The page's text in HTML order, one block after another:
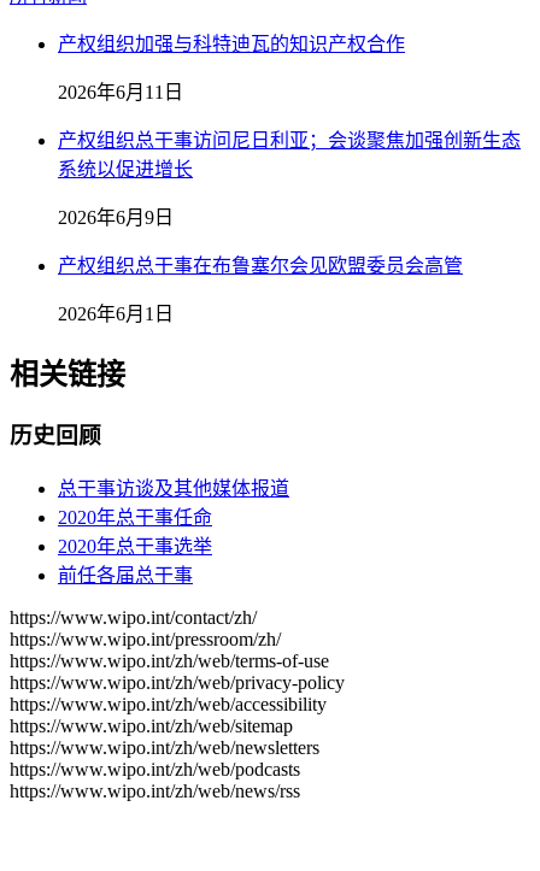
产权组织加强与科特迪瓦的知识产权合作
2026年6月11日
产权组织总干事访问尼日利亚；会谈聚焦加强创新生态
系统以促进增长
2026年6月9日
产权组织总干事在布鲁塞尔会见欧盟委员会高管
2026年6月1日
相关链接
历史回顾
总干事访谈及其他媒体报道
2020年总干事任命
2020年总干事选举
前任各届总干事
https://www.wipo.int/contact/zh/
https://www.wipo.int/pressroom/zh/
https://www.wipo.int/zh/web/terms-of-use
https://www.wipo.int/zh/web/privacy-policy
https://www.wipo.int/zh/web/accessibility
https://www.wipo.int/zh/web/sitemap
https://www.wipo.int/zh/web/newsletters
https://www.wipo.int/zh/web/podcasts
https://www.wipo.int/zh/web/news/rss